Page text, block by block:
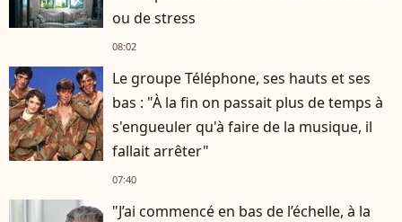
ou de stress
08:02
Le groupe Téléphone, ses hauts et ses
bas : "À la fin on passait plus de temps à
s'engueuler qu'à faire de la musique, il
fallait arrêter"
07:40
"J’ai commencé en bas de l’échelle, à la